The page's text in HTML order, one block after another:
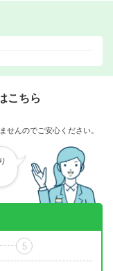
こちら
せんのでご安心ください。
5